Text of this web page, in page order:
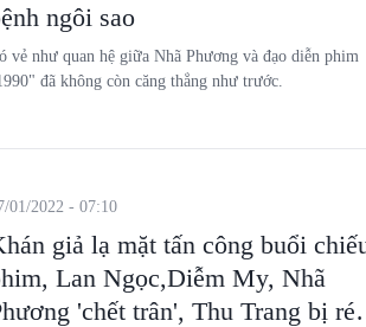
ngôi sao
vẻ như quan hệ giữa Nhã Phương và đạo diễn phim
đã không còn căng thẳng như trước.
giả lạ mặt tấn công buổi
Lan Ngọc,Diễm My, Nhã
'chết trân', Thu Trang bị
01/2022 - 07:10